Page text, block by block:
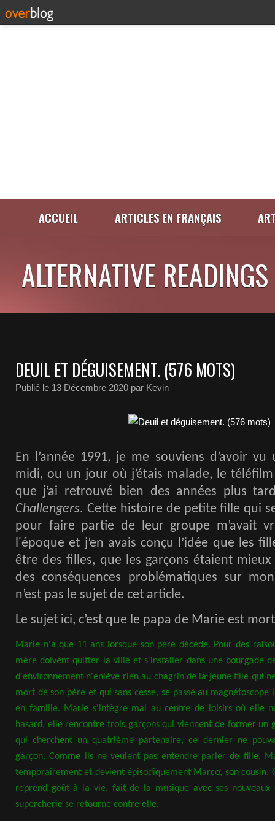
ACCUEIL ARTICLES EN FRANÇAIS
ALTERNATIVE READINGS
DEUIL ET DÉGUISEMENT. (576 MOTS)
Publié le 13 Décembre 2020 par Kevin
En l’année 1991, je me souviens d’avoir
midi, ou un jour où j’étais malade, le
que j’ai retrouvé bien des années plus
Challengers. Cette histoire de petite fille qui
pour faire partie de leur groupe m’avait
l'époque et j’en avais conçu l’idée que les
être des filles, que les garçons étaient
des conséquences problématiques sur
n’est pas le sujet de cet article.
Le sujet ici, c’est que le papa de Marie est
Marie n'a que 11 ans lorsque son père décède. Pour des
mère doivent quitter la ville et s'installer dans une bourgade
d'environnement n'enlève rien au chagrin de la jeune fille qui
mort de son père et qui sans cesse, se passe au magnétoscope
en famille. Marie s'intègre mal au centre de loisirs où elle
hasard, elle rencontre trois garçons qui viennent de former un
qui cherchent un quatrième partenaire, ce dernier ne
garçon. Comme ils ne veulent pas entendre parler de fille,
temporairement et devient épisodiquement Marco, son cousin.
reprend goût à la vie, fait de la musique avec ses nouveaux
supercherie se retourne contre elle.